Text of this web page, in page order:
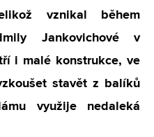
vznikal během
Jankovichové v
i malé konstrukce, ve
stavět z balíků
využije nedaleká